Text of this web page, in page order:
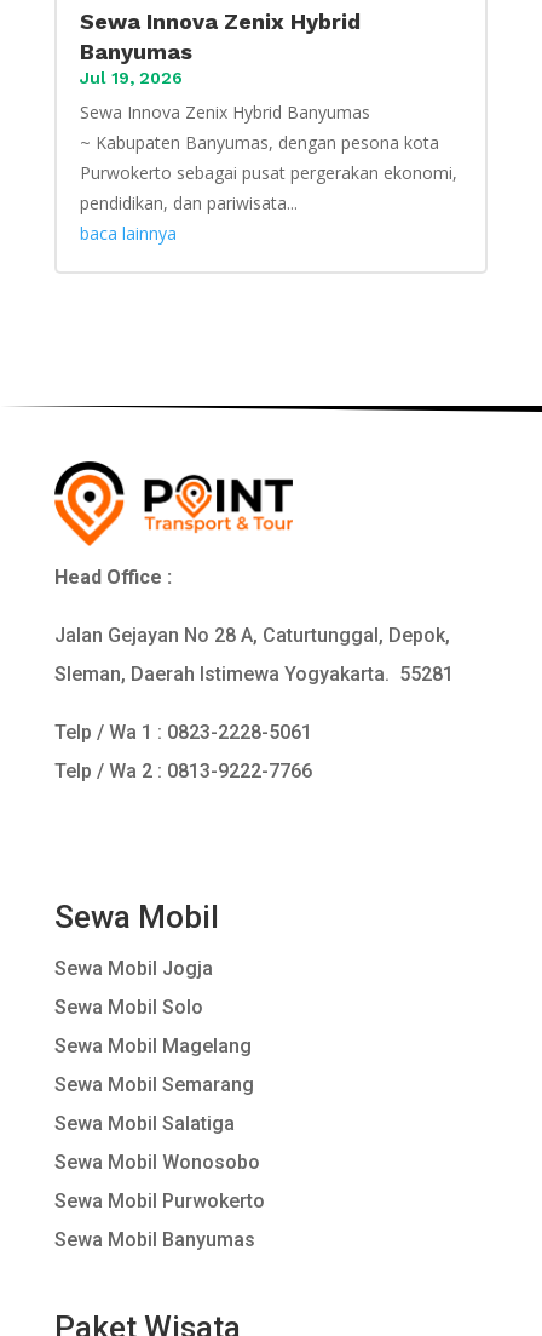
Sewa Innova Zenix Hybrid
Banyumas
Jul 19, 2026
Sewa Innova Zenix Hybrid Banyumas
~ Kabupaten Banyumas, dengan pesona kota
Purwokerto sebagai pusat pergerakan ekonomi,
pendidikan, dan pariwisata...
baca lainnya
Head Office :
Jalan Gejayan No 28 A, Caturtunggal, Depok,
Sleman, Daerah Istimewa Yogyakarta. 55281
Telp / Wa 1 : 0823-2228-5061
Telp / Wa 2 : 0813-9222-7766
Sewa Mobil
Sewa Mobil Jogja
Sewa Mobil Solo
Sewa Mobil Magelang
Sewa Mobil Semarang
Sewa Mobil Salatiga
Sewa Mobil Wonosobo
Sewa Mobil Purwokerto
Sewa Mobil Banyumas
Paket Wisata